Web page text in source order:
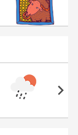
min 18°C